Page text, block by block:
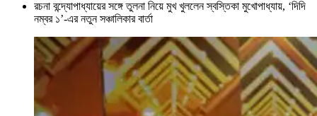
রচনা বন্দ্যোপাধ্যায়ের সঙ্গে তুলনা নিয়ে মুখ খুললেন স্বস্তিকা মুখোপাধ্যায়, ‘দিদি
নম্বর ১’-এর নতুন সঞ্চালিকার বার্তা